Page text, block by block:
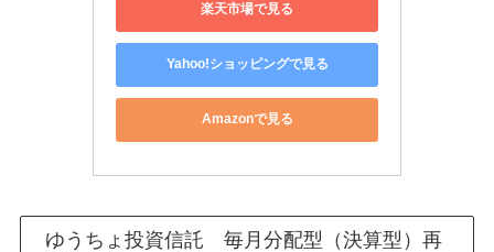
楽天市場で見る
Yahoo!ショッピングで見る
Amazonで見る
ゆうちょ投資信託 毎月分配型（決算型）再